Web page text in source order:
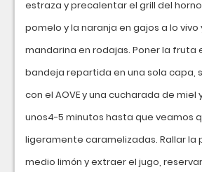
estraza y precalentar el grill del
pomelo y la naranja en gajos a lo vivo
mandarina en rodajas. Poner la fruta
bandeja repartida en una sola capa,
con el AOVE y una cucharada de miel
unos4-5 minutos hasta que veamos
ligeramente caramelizadas. Rallar la
medio limón y extraer el jugo,